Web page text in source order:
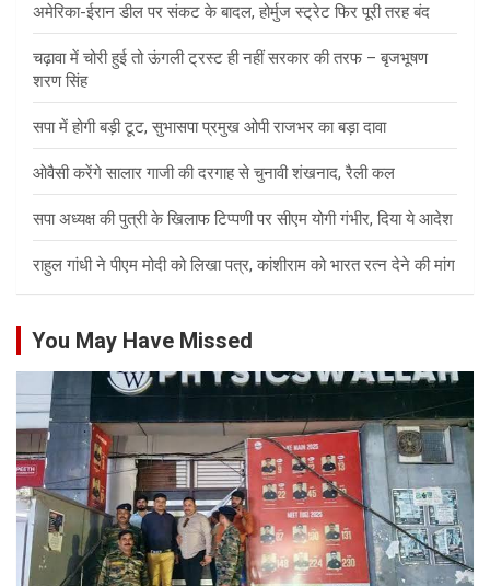
अमेरिका-ईरान डील पर संकट के बादल, होर्मुज स्ट्रेट फिर पूरी तरह बंद
चढ़ावा में चोरी हुई तो ऊंगली ट्रस्ट ही नहीं सरकार की तरफ – बृजभूषण
शरण सिंह
सपा में होगी बड़ी टूट, सुभासपा प्रमुख ओपी राजभर का बड़ा दावा
ओवैसी करेंगे सालार गाजी की दरगाह से चुनावी शंखनाद, रैली कल
सपा अध्यक्ष की पुत्री के खिलाफ टिप्पणी पर सीएम योगी गंभीर, दिया ये आदेश
राहुल गांधी ने पीएम मोदी को लिखा पत्र, कांशीराम को भारत रत्न देने की मांग
You May Have Missed